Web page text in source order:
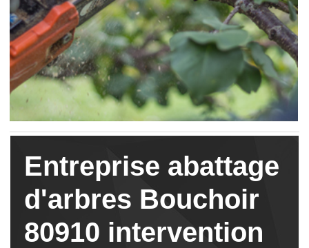
Entreprise abattage
d'arbres Bouchoir
80910 intervention